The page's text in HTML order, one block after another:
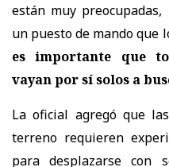
están muy
un puesto de mando que
es importante que
vayan por sí solos a
La oficial agregó que
terreno requieren
para desplazarse con